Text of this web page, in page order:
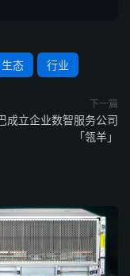
生态 行业
下一篇
成立企业数智服务公司
「瓴羊」